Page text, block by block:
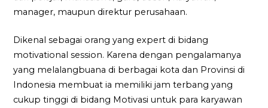
manager, maupun direktur perusahaan.
Dikenal sebagai orang yang expert di bidang
motivational session. Karena dengan pengalamanya
yang melalangbuana di berbagai kota dan Provinsi di
Indonesia membuat ia memiliki jam terbang yang
cukup tinggi di bidang Motivasi untuk para karyawan